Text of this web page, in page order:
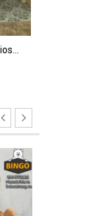
Mascot chai gel bioskin